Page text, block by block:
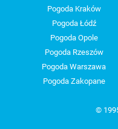
Pogoda Kraków
Pogoda Łódź
Pogoda Opole
Pogoda Rzeszów
Pogoda Warszawa
Pogoda Zakopane
©